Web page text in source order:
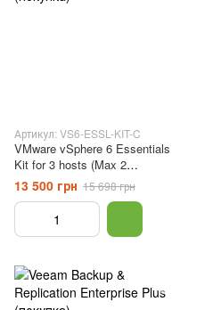
Артикул: VS6-ESSL-KIT-C
VMware vSphere 6 Essentials
Kit for 3 hosts (Max 2
processors per host) (покупка)
13 500 грн 15 698 грн